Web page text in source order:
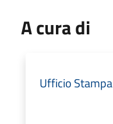
A cura di
Ufficio Stampa